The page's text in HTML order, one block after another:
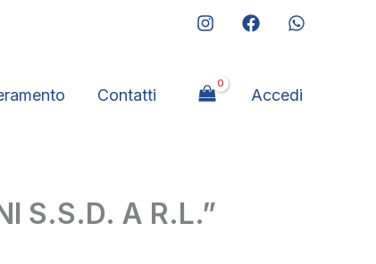
Contatti Accedi
S.S.D. A R.L.”